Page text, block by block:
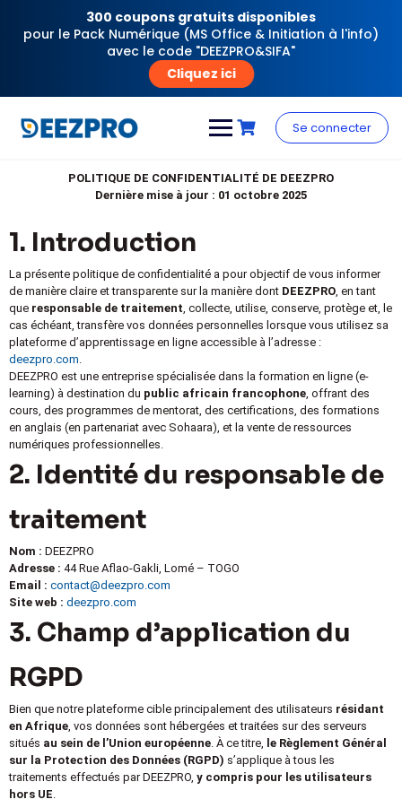
300 coupons gratuits disponibles
pour le Pack Numérique (MS Office & Initiation à l'info)
avec le code "DEEZPRO&SIFA"
Cliquez ici
Se connecter
POLITIQUE DE CONFIDENTIALITÉ DE DEEZPRO
Dernière mise à jour : 01 octobre 2025
1. Introduction
La présente politique de confidentialité a pour objectif de vous informer
de manière claire et transparente sur la manière dont DEEZPRO, en tant
que responsable de traitement, collecte, utilise, conserve, protège et, le
cas échéant, transfère vos données personnelles lorsque vous utilisez sa
plateforme d’apprentissage en ligne accessible à l’adresse :
deezpro.com.
DEEZPRO est une entreprise spécialisée dans la formation en ligne (e-
learning) à destination du public africain francophone, offrant des
cours, des programmes de mentorat, des certifications, des formations
en anglais (en partenariat avec Sohaara), et la vente de ressources
numériques professionnelles.
2. Identité du responsable de
traitement
Nom : DEEZPRO
Adresse : 44 Rue Aflao-Gakli, Lomé – TOGO
Email : contact@deezpro.com
Site web : deezpro.com
3. Champ d’application du
RGPD
Bien que notre plateforme cible principalement des utilisateurs résidant
en Afrique, vos données sont hébergées et traitées sur des serveurs
situés au sein de l’Union européenne. À ce titre, le Règlement Général
sur la Protection des Données (RGPD) s’applique à tous les
traitements effectués par DEEZPRO, y compris pour les utilisateurs
hors UE.